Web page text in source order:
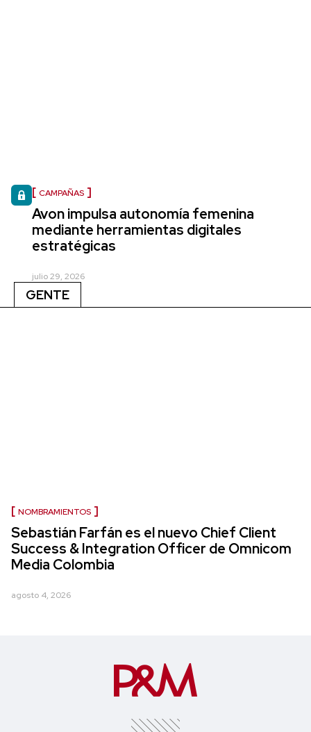
CAMPAÑAS
Avon impulsa autonomía femenina
mediante herramientas digitales
estratégicas
julio 29, 2026
GENTE
NOMBRAMIENTOS
Sebastián Farfán es el nuevo Chief Client
Success & Integration Officer de Omnicom
Media Colombia
agosto 4, 2026